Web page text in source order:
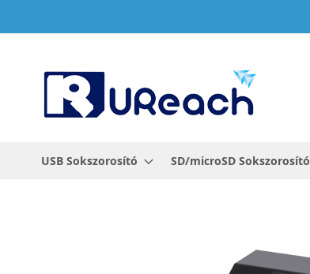
a
USB Sokszorosító SD/microSD Sokszorosító